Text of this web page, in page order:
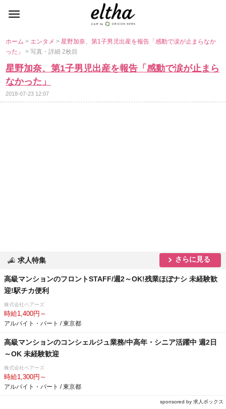
ホーム> エンタメ>星野加奈、第1子男児出産を報告「感動で涙が止まらなか
った」> 写真・詳細 2枚目
星野加奈、第1子男児出産を報告「感動で涙が止まら
なかった」
2018-07-23 12:07
求人特集 さらに見る
高級マンションのフロントSTAFF/週2～OK!残業ほぼナシ 未経験歓
迎!駅チカ便利
株式会社ベアーズ
時給1,400円～
アルバイト・パート / 東京都
高級マンションのコンシェルジュ業務/中高年・シニア活躍中 週2日
～OK 未経験歓迎
株式会社ベアーズ
時給1,300円～
アルバイト・パート / 東京都
sponsored by 求人ボックス